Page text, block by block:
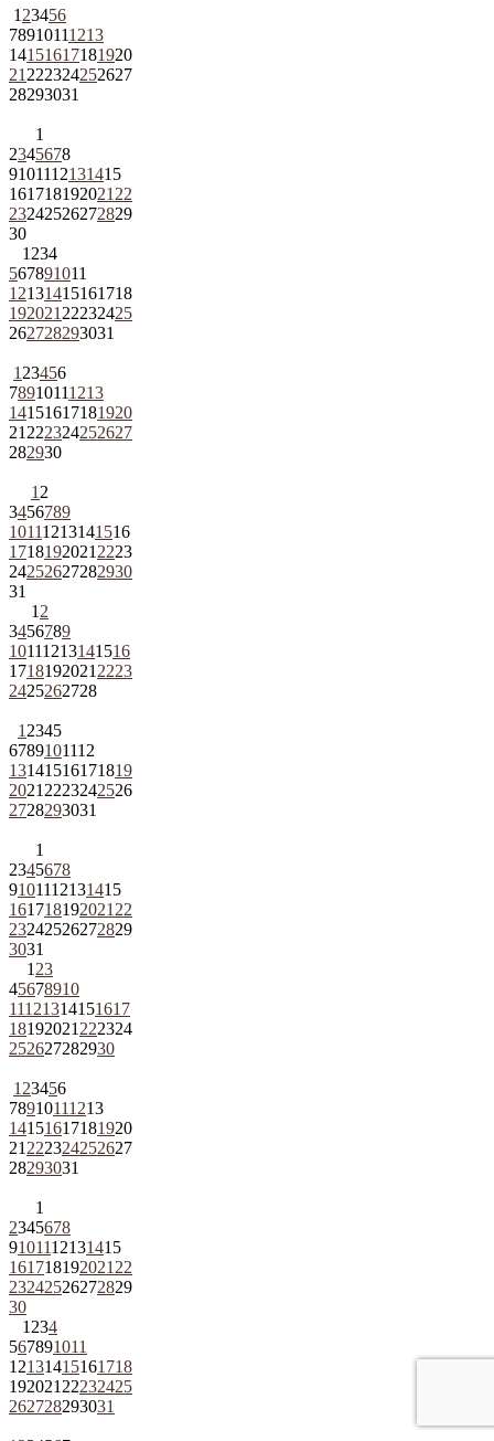
1 23456
78910111213
14151617181920
21 222324252627
28293031
1
2345678
9101112131415
161718192021 22
23242526272829
30
1 234
567891011
12131415161718
192021 22232425
262728293031
1 23456
78910111213
14151617181920
21 222324252627
282930
1 2
3456789
10111213141516
1718192021 2223
24252627282930
31
1 2
3456789
10111213141516
1718192021 2223
2425262728
1 2345
6789101112
13141516171819
2021 2223242526
2728293031
1
2345678
9101112131415
161718192021 22
23242526272829
3031
1 23
45678910
11121314151617
18192021 222324
252627282930
1 23456
78910111213
14151617181920
21 222324252627
28293031
1
2345678
9101112131415
161718192021 22
23242526272829
30
1 234
567891011
12131415161718
192021 22232425
262728293031